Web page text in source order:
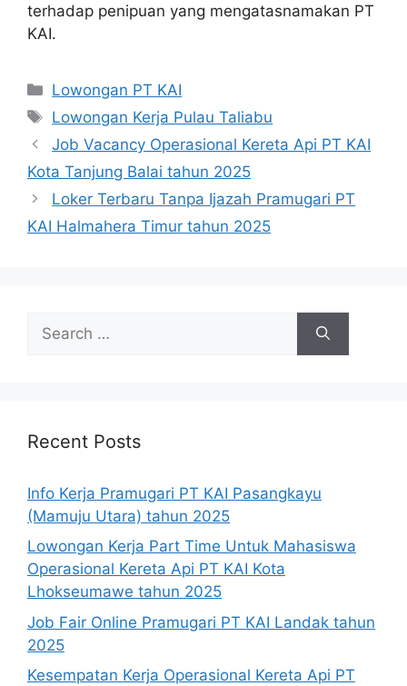
terhadap penipuan yang mengatasnamakan PT
KAI.
Categories
Lowongan PT KAI
Tags
Lowongan Kerja Pulau Taliabu
Job Vacancy Operasional Kereta Api PT KAI
Kota Tanjung Balai tahun 2025
Loker Terbaru Tanpa Ijazah Pramugari PT
KAI Halmahera Timur tahun 2025
for:
Recent Posts
Info Kerja Pramugari PT KAI Pasangkayu
(Mamuju Utara) tahun 2025
Lowongan Kerja Part Time Untuk Mahasiswa
Operasional Kereta Api PT KAI Kota
Lhokseumawe tahun 2025
Job Fair Online Pramugari PT KAI Landak tahun
2025
Kesempatan Kerja Operasional Kereta Api PT